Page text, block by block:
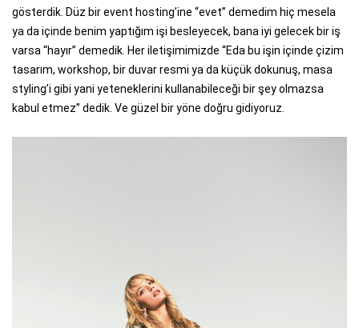
gösterdik. Düz bir event hosting’ine “evet” demedim hiç mesela
ya da içinde benim yaptığım işi besleyecek, bana iyi gelecek bir iş
varsa “hayır” demedik. Her iletişimimizde “Eda bu işin içinde çizim
tasarım, workshop, bir duvar resmi ya da küçük dokunuş, masa
styling’i gibi yani yeteneklerini kullanabileceği bir şey olmazsa
kabul etmez” dedik. Ve güzel bir yöne doğru gidiyoruz.